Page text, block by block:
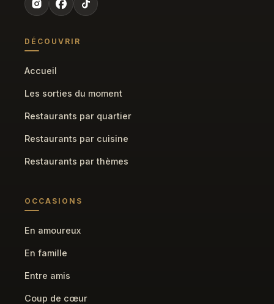
DÉCOUVRIR
Accueil
Les sorties du moment
Restaurants par quartier
Restaurants par cuisine
Restaurants par thèmes
OCCASIONS
En amoureux
En famille
Entre amis
Coup de cœur